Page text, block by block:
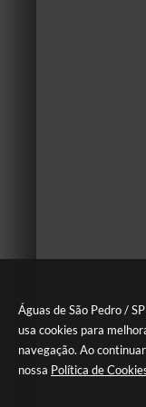
Águas de São Pedro /
usa cookies para
navegação. Ao
nossa Política de